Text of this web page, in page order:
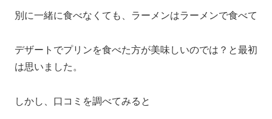
別に一緒に食べなくても、ラーメンはラーメンで食べて
デザートでプリンを食べた方が美味しいのでは？と最初
は思いました。
しかし、口コミを調べてみると